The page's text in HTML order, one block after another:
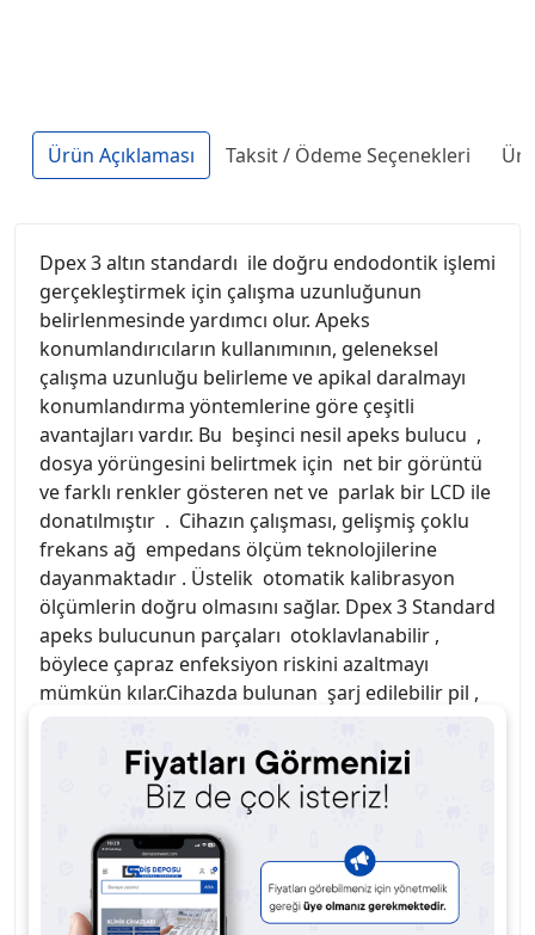
Ürün Açıklaması Taksit / Ödeme Seçenekleri
Dpex 3 altın standardı ile doğru endodontik işlemi
gerçekleştirmek için çalışma uzunluğunun
belirlenmesinde yardımcı olur. Apeks
konumlandırıcıların kullanımının, geleneksel
çalışma uzunluğu belirleme ve apikal daralmayı
konumlandırma yöntemlerine göre çeşitli
avantajları vardır. Bu beşinci nesil apeks bulucu ,
dosya yörüngesini belirtmek için net bir görüntü
ve farklı renkler gösteren net ve parlak bir LCD ile
donatılmıştır . Cihazın çalışması, gelişmiş çoklu
frekans ağ empedans ölçüm teknolojilerine
dayanmaktadır . Üstelik otomatik kalibrasyon
ölçümlerin doğru olmasını sağlar. Dpex 3 Standard
apeks bulucunun parçaları otoklavlanabilir ,
böylece çapraz enfeksiyon riskini azaltmayı
mümkün kılar.Cihazda bulunan şarj edilebilir pil ,
kullanım kolaylığını artırır ve pilin tekrar tekrar
değiştirilmesi ihtiyacını ortadan kaldırır.
Net parlak LCD ile donatılmış, net görüntü ve farklı
renkler dosyanın yörüngesini açıkça gösterir.
Gelişmiş çoklu frekans ağ empedans ölçüm
teknolojilerine ve otomatik kalibre etmeye dayalı
olarak ölçümlerin doğru olmasını sağlar.
"WOODPEX lll" aksesuarları, yüksek sıcaklık ve